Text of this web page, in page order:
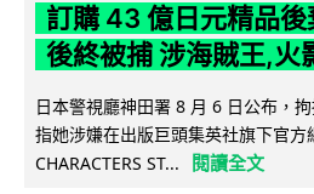
訂購 43 億日元精品
後終被捕 涉海賊王,火
日本警視廳神田署 8 月 6 日公布，
指她涉嫌在出版巨頭集英社旗下官方
CHARACTERS ST...
閱讀全文